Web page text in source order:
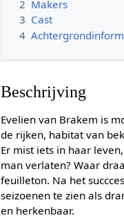
2 Makers
3 Cast
4
Beschrijving
Evelien van Brakem is
de rijken, habitat van
Er mist iets in haar
man verlaten? Waar
feuilleton. Na het
seizoenen te zien als
en herkenbaar.